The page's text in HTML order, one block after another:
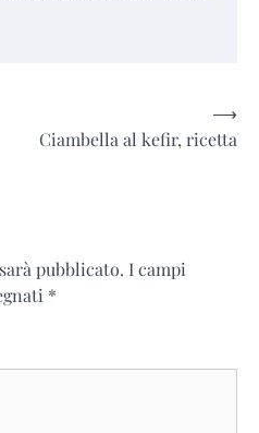
Ciambella al kefir, ricetta
⟶
pubblicato. I campi
*